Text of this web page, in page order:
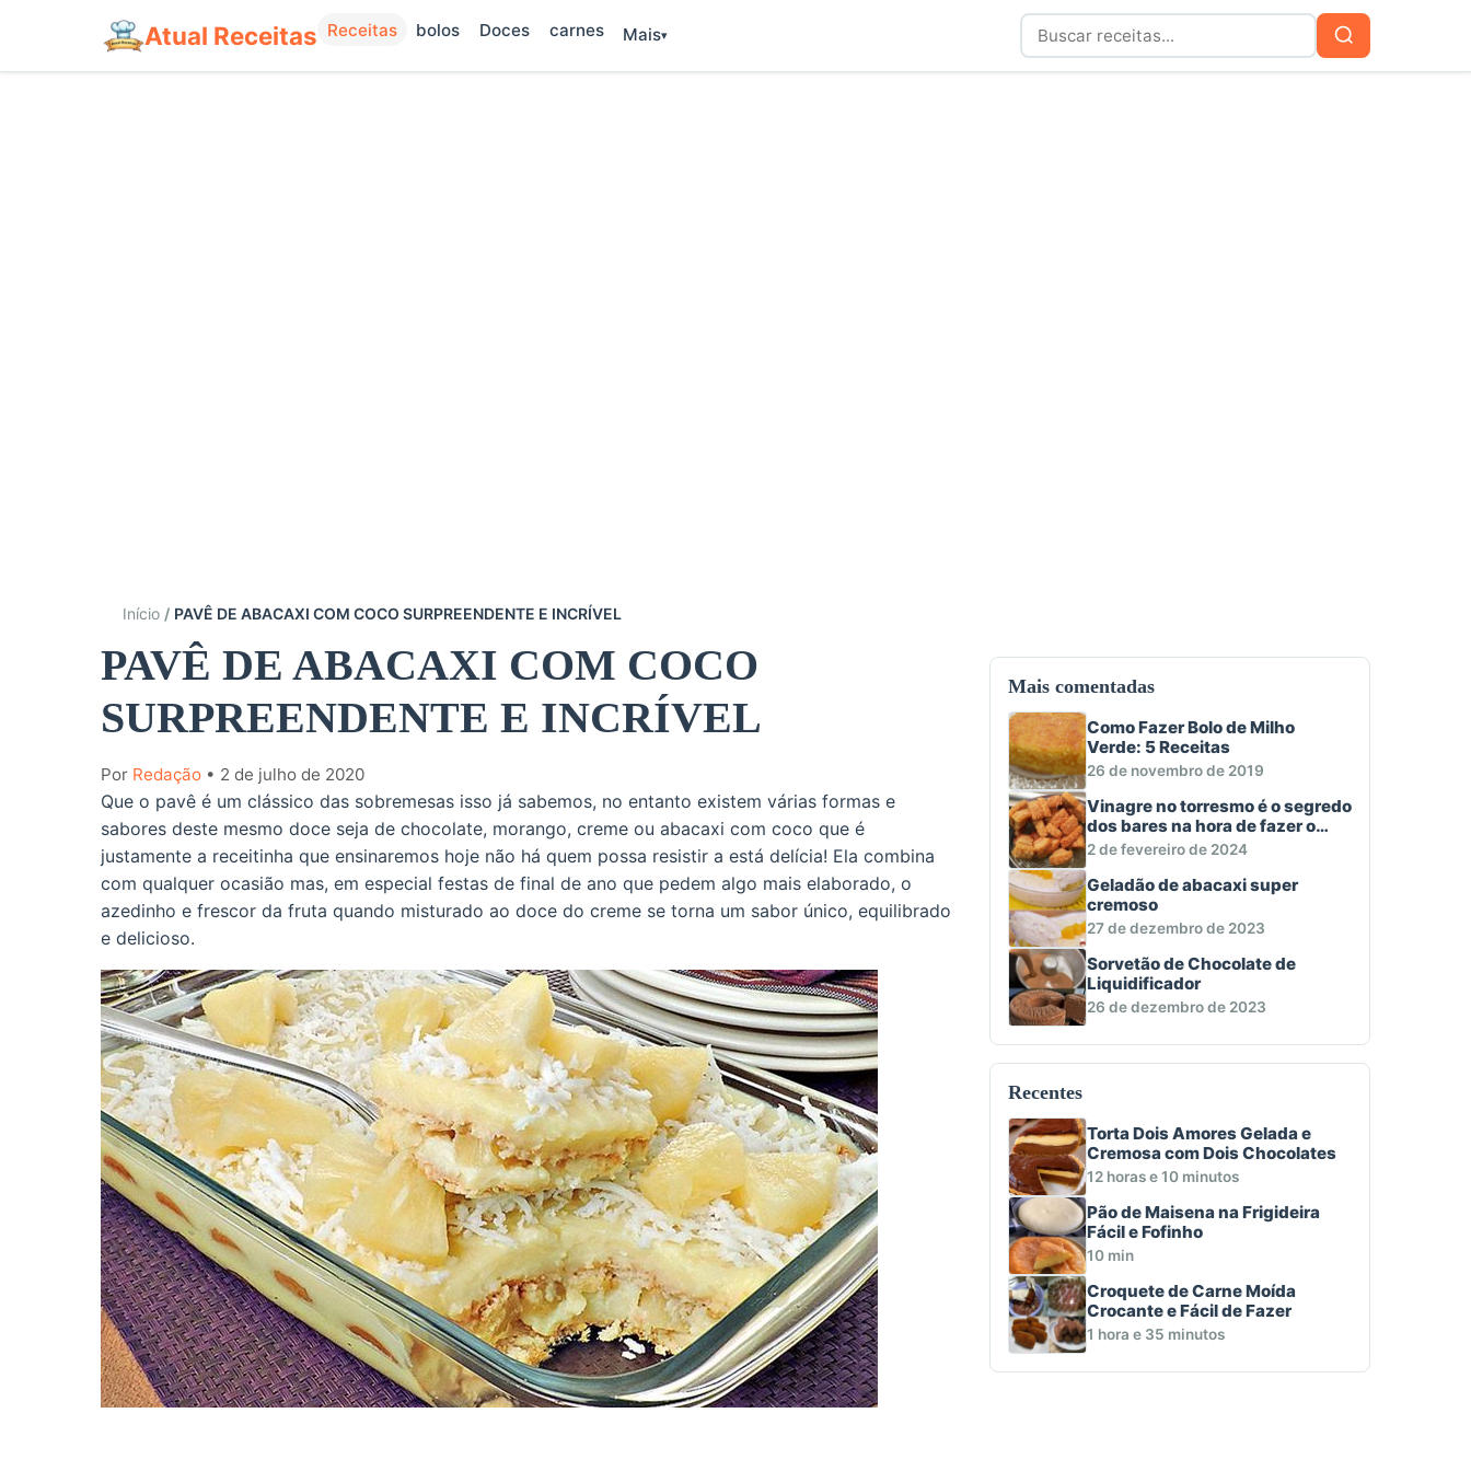
Atual Receitas Receitas bolos Doces carnes Mais
Buscar
por:
Buscar
Início PAVÊ DE ABACAXI COM COCO SURPREENDENTE E INCRÍVEL
PAVÊ DE ABACAXI COM COCO
SURPREENDENTE E INCRÍVEL
Por Redação • 2 de julho de 2020
Que o pavê é um clássico das sobremesas isso já sabemos, no entanto existem várias formas e
sabores deste mesmo doce seja de chocolate, morango, creme ou abacaxi com coco que é
justamente a receitinha que ensinaremos hoje não há quem possa resistir a está delícia! Ela combina
com qualquer ocasião mas, em especial festas de final de ano que pedem algo mais elaborado, o
azedinho e frescor da fruta quando misturado ao doce do creme se torna um sabor único, equilibrado
e delicioso.
Mais comentadas
Como Fazer Bolo de Milho
Verde: 5 Receitas
26 de novembro de 2019
Vinagre no torresmo é o segredo
dos bares na hora de fazer o
aperitivo macio e crocante
2 de fevereiro de 2024
Geladão de abacaxi super
cremoso
27 de dezembro de 2023
Sorvetão de Chocolate de
Liquidificador
26 de dezembro de 2023
Recentes
Torta Dois Amores Gelada e
Cremosa com Dois Chocolates
12 horas e 10 minutos
Pão de Maisena na Frigideira
Fácil e Fofinho
10 min
Croquete de Carne Moída
Crocante e Fácil de Fazer
1 hora e 35 minutos